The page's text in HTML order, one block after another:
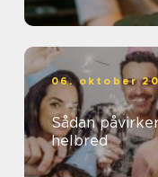
06. oktober
Sådan
helbred